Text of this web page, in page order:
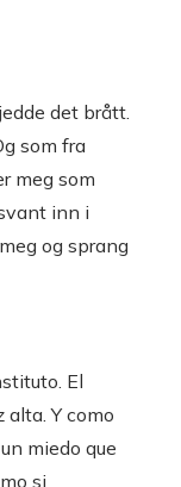
det brått.
som fra
meg som
inn i
og sprang
El
alta. Y como
miedo que
si